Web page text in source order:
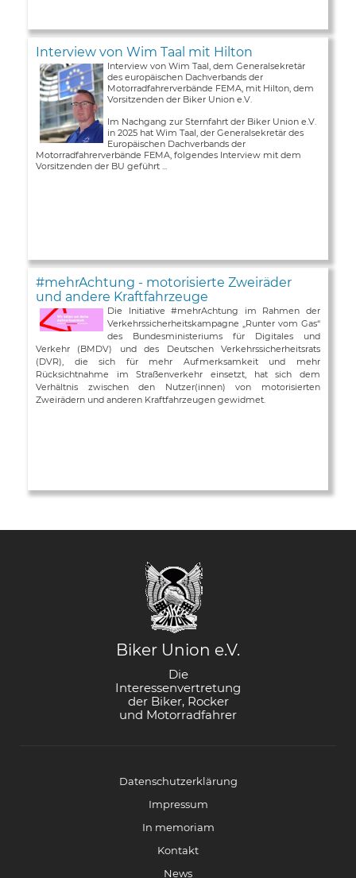
Interview von Wim Taal mit Hilton
Interview von Wim Taal, dem Generalsekretär
des europäischen Dachverbands der
Motorradfahrerverbände FEMA, mit Hilton, dem
Vorsitzenden der Biker Union e.V.
Im Nachgang zur Sternfahrt der Biker Union e.V.
in 2025 hat Wim Taal, der Generalsekretär des
Europäischen Dachverbands der
Motorradfahrerverbände FEMA, folgendes Interview mit dem
Vorsitzenden der BU geführt ...
#mehrAchtung - motorisierte Zweiräder
und andere Kraftfahrzeuge
Die Initiative #mehrAchtung im Rahmen der
Verkehrssicherheitskampagne „Runter vom Gas“
des Bundesministeriums für Digitales und
Verkehr (BMDV) und des Deutschen Verkehrssicherheitsrats
(DVR), die sich für mehr Aufmerksamkeit und mehr
Rücksichtnahme im Straßenverkehr einsetzt, hat sich dem
Verhältnis zwischen den Nutzer(innen) von motorisierten
Zweirädern und anderen Kraftfahrzeugen gewidmet.
Biker Union e.V.
Die
Interessenvertretung
der Biker, Rocker
und Motorradfahrer
Datenschutzerklärung
Impressum
In memoriam
Kontakt
News